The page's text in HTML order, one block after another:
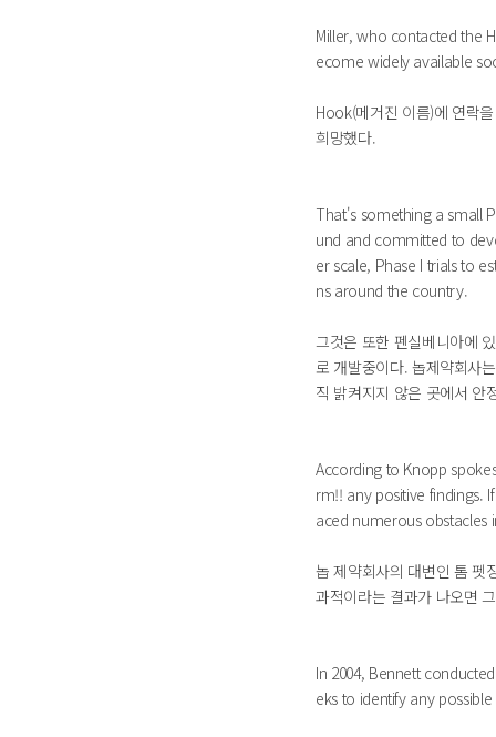
Miller, who contacted the
ecome widely available
Hook(메거진 이름)에 연락
희망했다.
That's something a small
und and committed to
er scale, Phase I trials to
ns around the country.
그것은 또한 펜실베니아에
로 개발중이다. 놉제약회사
직 밝켜지지 않은 곳에서 안
According to Knopp
rm!! any positive findings.
aced numerous obstacles
놉 제약회사의 대변인 톰 펫
과적이라는 결과가 나오면
In 2004, Bennett
eks to identify any